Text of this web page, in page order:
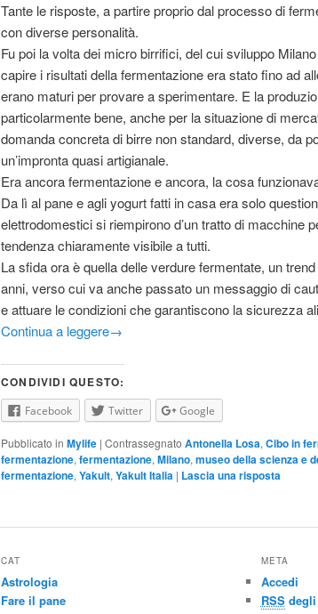
Tante le risposte, a partire proprio dal processo di
con diverse personalità.
Fu poi la volta dei micro birrifici, del cui sviluppo
capire i risultati della fermentazione era stato fino ad
erano maturi per provare a sperimentare. E la
particolarmente bene, anche per la situazione di
domanda concreta di birre non standard, diverse, da
un’impronta quasi artigianale.
Era ancora fermentazione e ancora, la cosa
Da lì al pane e agli yogurt fatti in casa era solo
elettrodomestici si riempirono d’un tratto di macchine
tendenza chiaramente visibile a tutti.
La sfida ora è quella delle verdure fermentate, un
anni, verso cui va anche passato un messaggio di
e attuare le condizioni che garantiscono la sicurezza
Continua a leggere→
CONDIVIDI QUESTO:
Facebook Twitter Google
Pubblicato in Mylife | Contrassegnato Antonella Losa, Cibo in
fermentazione, fermentazione, Milano, museo della scienza e
fermentazione, Yakult, Yakult Italia | Lascia una risposta
CAT
Astrologia
Fare il pane
META
Accedi
RSSdegli